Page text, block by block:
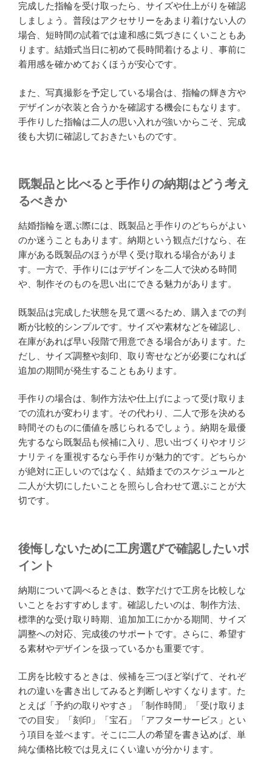
完成した指輪を受け取ったら、サイズや仕上がりを確認
しましょう。普段はアクセサリーをあまり着けない人の
場合、短時間の試着では違和感に気づきにくいこともあ
ります。結婚式当日に初めて長時間着けるより、事前に
着用感を確かめておくほうが安心です。
また、写真撮影を予定している場合は、指輪の輝き方や
デザインが衣装と合うかを確認する機会にもなります。
手作りした指輪は二人の思い入れが強いからこそ、完成
後も大切に確認しておきたいものです。
既製品と比べると手作りの納期はどう考え
るべきか
結婚指輪を選ぶ際には、既製品と手作りのどちらがよい
のか迷うこともあります。納期という観点だけなら、在
庫がある既製品のほうが早く受け取れる場合がありま
す。一方で、手作りにはデザインを二人で決める時間
や、制作そのものを思い出にできる魅力があります。
既製品は完成した状態を見て選べるため、購入までの判
断が比較的シンプルです。サイズや素材などを確認し、
在庫があれば早い段階で用意できる場合があります。た
だし、サイズ調整や刻印、取り寄せなどが必要になれば
追加の期間が発生することもあります。
手作りの場合は、制作方法や仕上げによって受け取りま
での流れが変わります。その代わり、二人で形を決める
時間そのものに価値を感じられるでしょう。納期を最優
先するなら既製品も候補に入り、思い出づくりやオリジ
ナリティを重視するなら手作りが魅力的です。どちらか
が絶対に正しいのではなく、結婚までのスケジュールと
二人が大切にしたいことを照らし合わせて選ぶことが大
切です。
後悔しないために工房選びで確認したいポ
イント
納期について調べるときは、数字だけで工房を比較しな
いことをおすすめします。確認したいのは、制作方法、
標準的な受け取り時期、追加加工にかかる期間、サイズ
調整への対応、完成後のサポートです。さらに、希望す
る素材やデザインを扱っているかも重要です。
工房を比較するときは、候補を三つほど挙げて、それぞ
れの違いを書き出してみると判断しやすくなります。た
とえば「予約の取りやすさ」「制作時間」「受け取りま
での目安」「刻印」「宝石」「アフターサービス」とい
う項目を並べます。そこに二人の希望を書き込めば、単
純な価格比較では見えにくい違いが分かります。